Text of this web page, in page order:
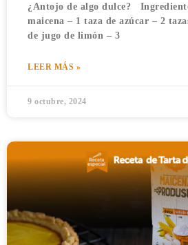
¿Antojo de algo dulce?
maicena – 1 taza de azúcar – 2
de jugo de limón – 3
LEER MÁS »
9 octubre, 2024